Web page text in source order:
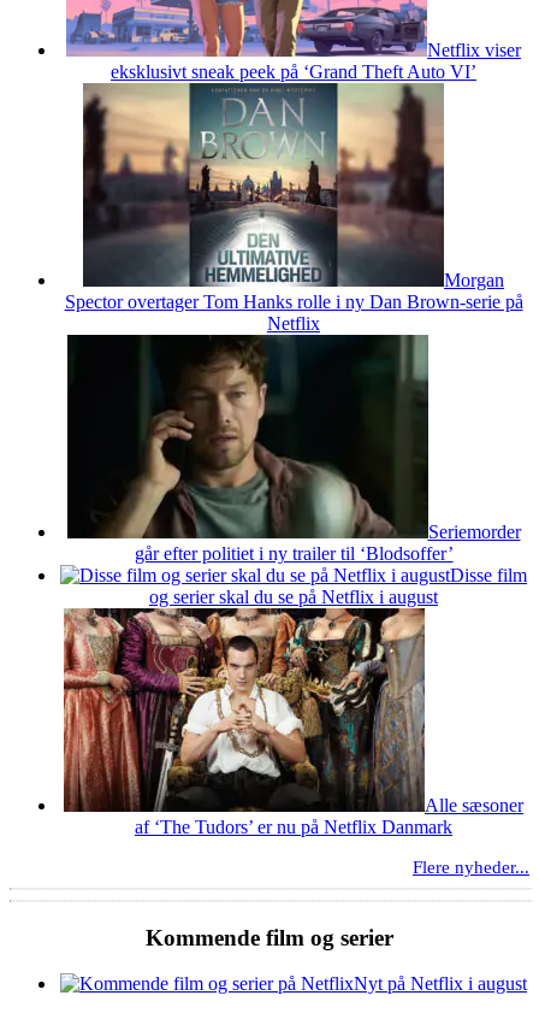
Netflix viser
eksklusivt sneak peek på ‘Grand Theft Auto VI’
Morgan
Spector overtager Tom Hanks rolle i ny Dan Brown-serie på
Netflix
Seriemorder
går efter politiet i ny trailer til ‘Blodsoffer’
Disse film
og serier skal du se på Netflix i august
Alle sæsoner
af ‘The Tudors’ er nu på Netflix Danmark
Flere nyheder...
Kommende film og serier
Nyt på Netflix i august